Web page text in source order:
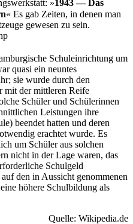
»1943 — Das
« Es gab Zeiten, in denen man
gewesen zu sein.
Schuleinrichtung um
quasi ein neuntes
sie wurde durch den
mit der mittleren Reife
Schüler und Schülerinnen
Leistungen ihre
beendet hatten und deren
erachtet wurde. Es
um Schüler aus solchen
nicht in der Lage waren, das
Schulgeld
den in Aussicht genommenen
höhere Schulbildung als
Quelle: Wikipedia.de